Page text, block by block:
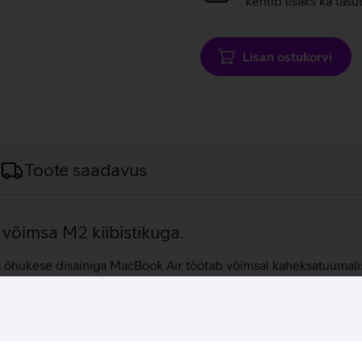
Lisan ostukorvi
Toote saadavus
M2 kiibistikuga.
disainiga MacBook Air töötab võimsal
ja mängud viia täiesti uuele tasemele. 16 GB
Apple MacBook Air M2 sülearvutil on pikk aku
hoolitseb selle eest, et kõik sulle olulised tööd